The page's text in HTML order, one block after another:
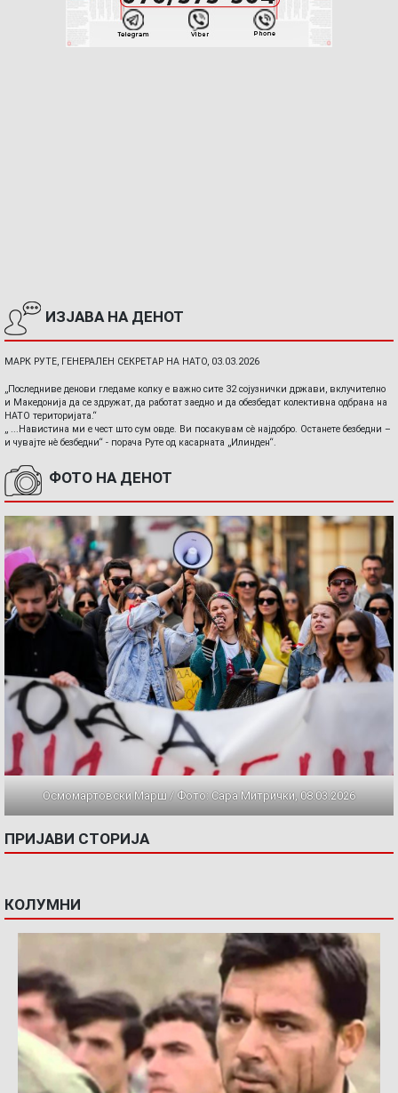
ИЗЈАВА НА ДЕНОТ
МАРК РУТЕ, ГЕНЕРАЛЕН СЕКРЕТАР НА НАТО, 03.03.2026
„Последниве денови гледаме колку е важно сите 32 сојузнички држави, вклучително
и Македонија да се здружат, да работат заедно и да обезбедат колективна одбрана на
НАТО територијата.“
„ ...Навистина ми е чест што сум овде. Ви посакувам сè најдобро. Останете безбедни –
и чувајте нè безбедни“ - порача Руте од касарната „Илинден“.
ФОТО НА ДЕНОТ
Осмомартовски Марш / Фото: Сара Митрички, 08.03.2026
ПРИЈАВИ СТОРИЈА
КОЛУМНИ